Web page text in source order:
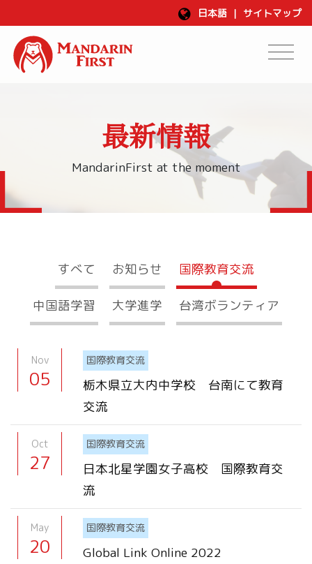
日本語 | サイトマップ
最新情報
MandarinFirst at the moment
すべて お知らせ 国際教育交流
中国語学習 大学進学 台湾ボランティア
Nov
05
国際教育交流
栃木県立大内中学校 台南にて教育
交流
Oct
27
国際教育交流
日本北星学園女子高校 国際教育交
流
May
20
国際教育交流
Global Link Online 2022